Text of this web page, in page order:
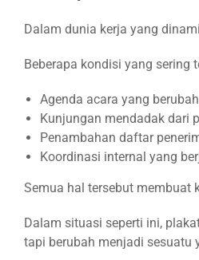
1. Pilihan
Sangat
yang
Dikorbankan
Generik dan
Representatif
Dalam dunia kerja yang
Beberapa kondisi yang sering
Agenda acara yang
Kunjungan mendadak dari
Penambahan daftar
Koordinasi internal yang
Semua hal tersebut membuat
Dalam situasi seperti ini,
tapi berubah menjadi sesuatu